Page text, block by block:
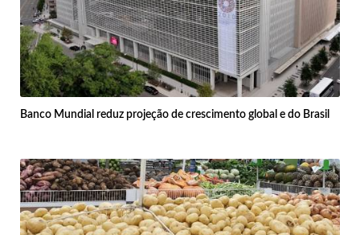
Banco Mundial reduz projeção de crescimento global e do Brasil